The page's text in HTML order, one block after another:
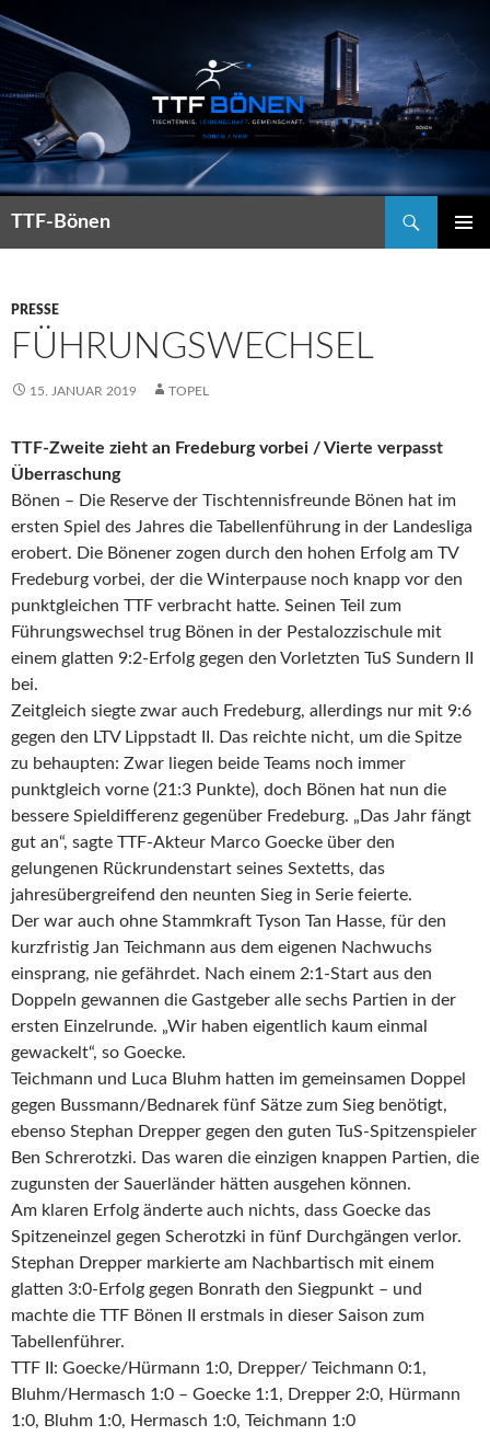
TTF-Bönen
PRESSE
FÜHRUNGSWECHSEL
15. JANUAR 2019 TOPEL
TTF-Zweite zieht an Fredeburg vorbei / Vierte verpasst
Überraschung
Bönen – Die Reserve der Tischtennisfreunde Bönen hat im
ersten Spiel des Jahres die Tabellenführung in der Landesliga
erobert. Die Bönener zogen durch den hohen Erfolg am TV
Fredeburg vorbei, der die Winterpause noch knapp vor den
punktgleichen TTF verbracht hatte. Seinen Teil zum
Führungswechsel trug Bönen in der Pestalozzischule mit
einem glatten 9:2-Erfolg gegen den Vorletzten TuS Sundern II
bei.
Zeitgleich siegte zwar auch Fredeburg, allerdings nur mit 9:6
gegen den LTV Lippstadt II. Das reichte nicht, um die Spitze
zu behaupten: Zwar liegen beide Teams noch immer
punktgleich vorne (21:3 Punkte), doch Bönen hat nun die
bessere Spieldifferenz gegenüber Fredeburg. „Das Jahr fängt
gut an“, sagte TTF-Akteur Marco Goecke über den
gelungenen Rückrundenstart seines Sextetts, das
jahresübergreifend den neunten Sieg in Serie feierte.
Der war auch ohne Stammkraft Tyson Tan Hasse, für den
kurzfristig Jan Teichmann aus dem eigenen Nachwuchs
einsprang, nie gefährdet. Nach einem 2:1-Start aus den
Doppeln gewannen die Gastgeber alle sechs Partien in der
ersten Einzelrunde. „Wir haben eigentlich kaum einmal
gewackelt“, so Goecke.
Teichmann und Luca Bluhm hatten im gemeinsamen Doppel
gegen Bussmann/Bednarek fünf Sätze zum Sieg benötigt,
ebenso Stephan Drepper gegen den guten TuS-Spitzenspieler
Ben Schrerotzki. Das waren die einzigen knappen Partien, die
zugunsten der Sauerländer hätten ausgehen können.
Am klaren Erfolg änderte auch nichts, dass Goecke das
Spitzeneinzel gegen Scherotzki in fünf Durchgängen verlor.
Stephan Drepper markierte am Nachbartisch mit einem
glatten 3:0-Erfolg gegen Bonrath den Siegpunkt – und
machte die TTF Bönen II erstmals in dieser Saison zum
Tabellenführer.
TTF II: Goecke/Hürmann 1:0, Drepper/ Teichmann 0:1,
Bluhm/Hermasch 1:0 – Goecke 1:1, Drepper 2:0, Hürmann
1:0, Bluhm 1:0, Hermasch 1:0, Teichmann 1:0